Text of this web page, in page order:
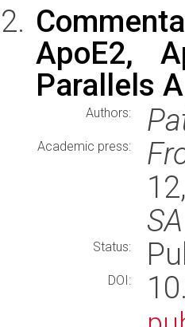
ApoE2,
Parallels
Authors:
Academic press:
SA
Status:
DOI: